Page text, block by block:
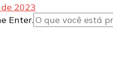
2023
Enter.